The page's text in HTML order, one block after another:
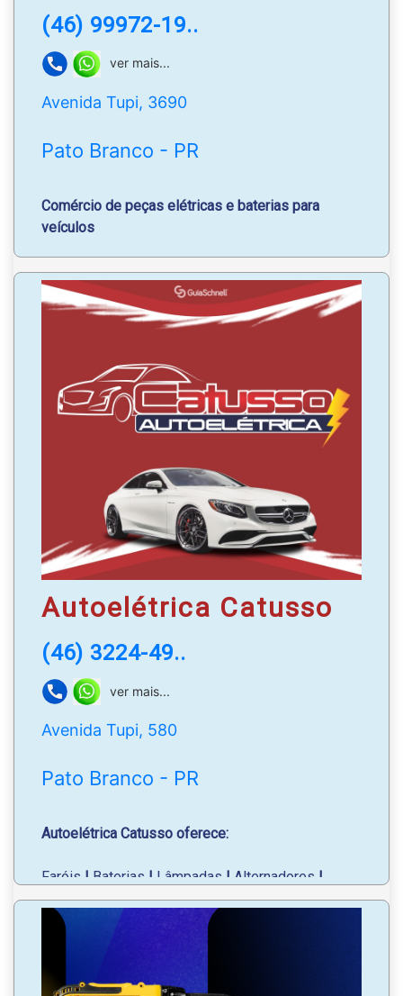
(46) 99972-19..
ver mais...
Avenida Tupi, 3690
Pato Branco - PR
Comércio de peças elétricas e baterias para
veículos
Faróis|Elétrica|Baterias|Lanternas|Lâmpadas
Engates;
Fazemos o teste e trocamos a bateria em nossa
Horário de atendimento:de segunda à sexta-feira
de 7:40h às 12h | 13:15h às 18h
WhatsApp: (46) 99972-1917
Autoelétrica Catusso
(46) 3224-49..
ver mais...
Avenida Tupi, 580
Pato Branco - PR
Autoelétrica Catusso oferece:
Faróis | Baterias | Lâmpadas | Alternadores |
Motores de partida|Acessórios em geral;